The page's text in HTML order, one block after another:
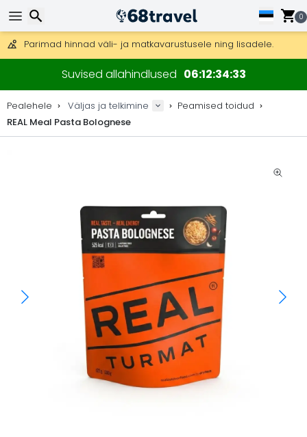
0
Saab saata ka DHL Expressi kaudu (kohaletoimetamine 24 tunni
30 päeva tagastamiseks, 90 päeva puidust kaartide ja
Parimad hinnad väli- ja matkavarustusele ning lisadele.
Suvised allahindlused 06123433
Pealehele Väljas ja telkimine
Peamised toidud
REAL Meal Pasta Bolognese